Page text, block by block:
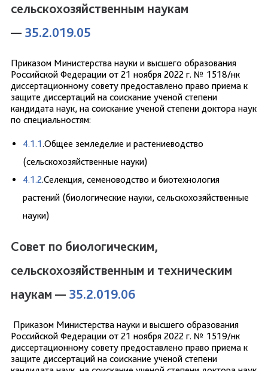
сельскохозяйственным наукам
— 35.2.019.05
Приказом Министерства науки и высшего образования
Российской Федерации от 21 ноября 2022 г. № 1518/нк
диссертационному совету предоставлено право приема к
защите диссертаций на соискание ученой степени
кандидата наук, на соискание ученой степени доктора наук
по специальностям:
4.1.1.Общее земледелие и растениеводство
(сельскохозяйственные науки)
4.1.2.Селекция, семеноводство и биотехнология
растений (биологические науки, сельскохозяйственные
науки)
Совет по биологическим,
сельскохозяйственным и техническим
наукам — 35.2.019.06
Приказом Министерства науки и высшего образования
Российской Федерации от 21 ноября 2022 г. № 1519/нк
диссертационному совету предоставлено право приема к
защите диссертаций на соискание ученой степени